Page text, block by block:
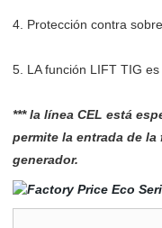
4. Protección contra
5. LA función LIFT TIG
*** la línea CEL está
permite la entrada de la
generador.